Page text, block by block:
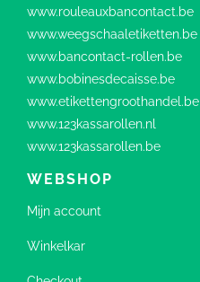
www.rouleauxbancontact.be
www.weegschaaletiketten.be
www.bancontact-rollen.be
www.bobinesdecaisse.be
www.etikettengroothandel.be
www.123kassarollen.nl
www.123kassarollen.be
WEBSHOP
Mijn account
Winkelkar